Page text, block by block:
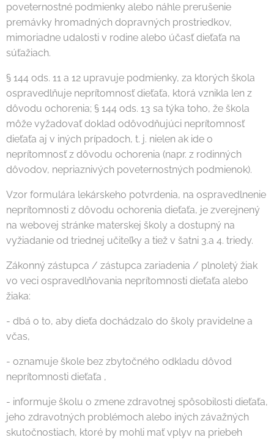
poveternostné podmienky alebo náhle prerušenie
premávky hromadných dopravných prostriedkov,
mimoriadne udalosti v rodine alebo účasť dieťaťa na
súťažiach.
§ 144 ods. 11 a 12 upravuje podmienky, za ktorých škola
ospravedlňuje neprítomnosť dieťaťa, ktorá vznikla len z
dôvodu ochorenia; § 144 ods. 13 sa týka toho, že škola
môže vyžadovať doklad odôvodňujúci neprítomnosť
dieťaťa aj v iných prípadoch, t. j. nielen ak ide o
neprítomnosť z dôvodu ochorenia (napr. z rodinných
dôvodov, nepriaznivých poveternostných podmienok).
Vzor formulára lekárskeho potvrdenia, na ospravedlnenie
neprítomnosti z dôvodu ochorenia dieťaťa, je zverejnený
na webovej stránke materskej školy a dostupný na
vyžiadanie od triednej učiteľky a tiež v šatni 3.a 4. triedy.
Zákonný zástupca / zástupca zariadenia / plnoletý žiak
vo veci ospravedlňovania neprítomnosti dieťaťa alebo
žiaka:
- dbá o to, aby dieťa dochádzalo do školy pravidelne a
včas,
- oznamuje škole bez zbytočného odkladu dôvod
neprítomnosti dieťaťa ,
- informuje školu o zmene zdravotnej spôsobilosti dieťaťa,
jeho zdravotných problémoch alebo iných závažných
skutočnostiach, ktoré by mohli mať vplyv na priebeh